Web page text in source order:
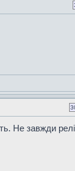
Не завжди